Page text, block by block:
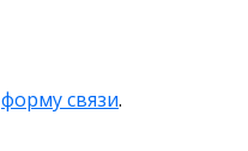
форму связи.